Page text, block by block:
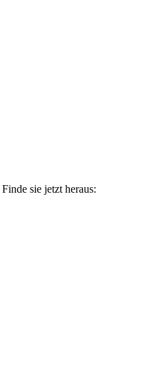
Finde sie jetzt heraus: